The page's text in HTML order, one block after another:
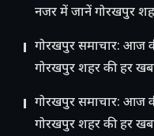
नजर में जानें गोरखपुर
गोरखपुर समाचार: आज
गोरखपुर शहर की हर
गोरखपुर समाचार: आज
गोरखपुर शहर की हर